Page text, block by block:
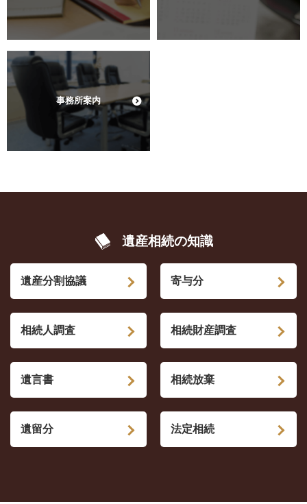
事務所案内
遺産相続の知識
遺産分割協議 寄与分
相続人調査 相続財産調査
遺言書 相続放棄
遺留分 法定相続